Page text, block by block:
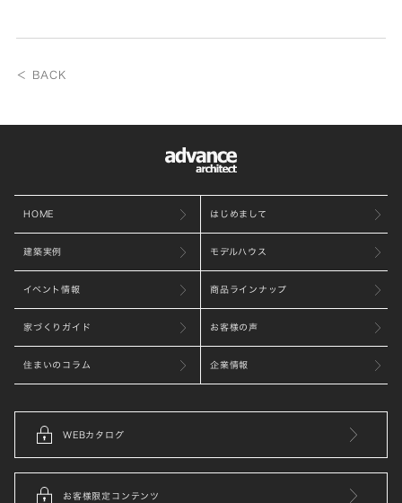
＜ BACK
HOME はじめまして
建築実例 モデルハウス
イベント情報 商品ラインナップ
家づくりガイド お客様の声
住まいのコラム 企業情報
WEBカタログ
お客様限定コンテンツ